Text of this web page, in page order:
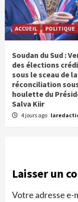
ACCUEIL POLITIQUE
Soudan du Sud :
des élections
sous le sceau de la
réconciliation
houlette du
Salva Kiir
4 jours ago
Laisser un
Votre adresse e-